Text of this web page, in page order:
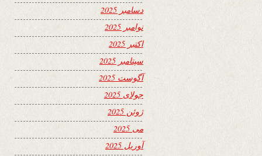
دسامبر 2025
نوامبر 2025
اکتبر 2025
سپتامبر 2025
آگوست 2025
جولای 2025
ژوئن 2025
می 2025
آوریل 2025